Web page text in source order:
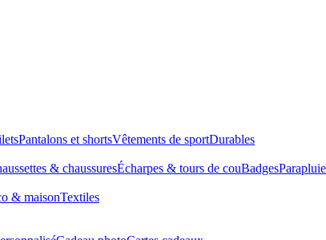
Pantalons et shortsVêtements de sportDurables
& chaussuresÉcharpes & tours de couBadges
& maisonTextiles